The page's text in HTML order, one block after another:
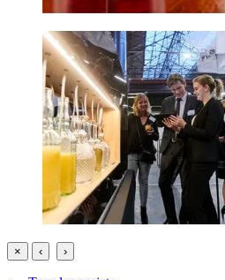
× ‹ ›